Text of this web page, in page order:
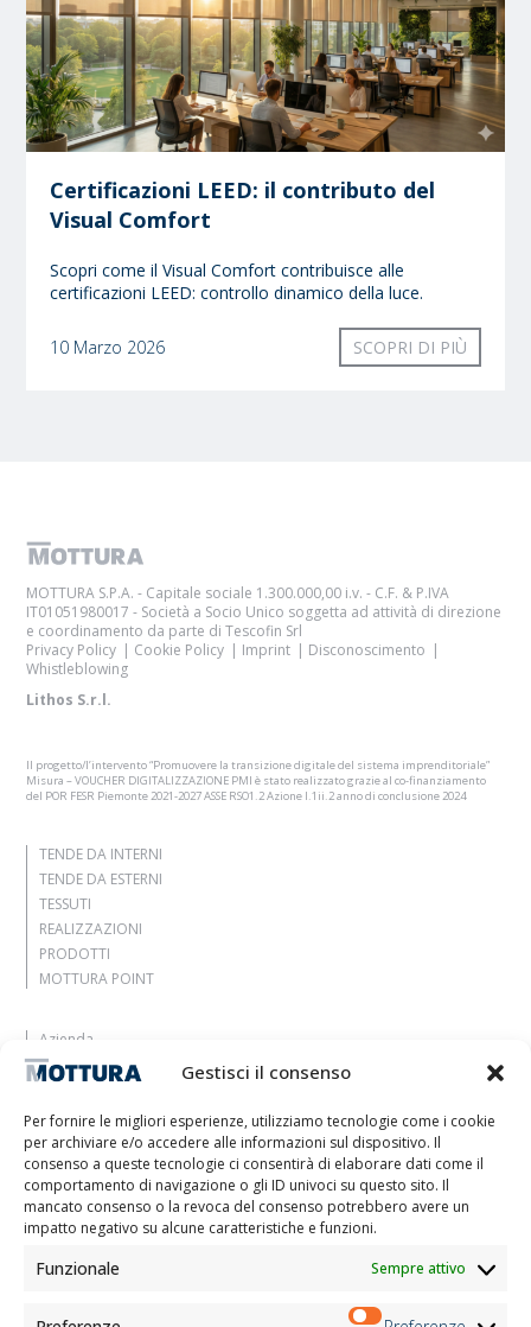
Gestisci il consenso
Per fornire le migliori esperienze, utilizziamo tecnologie come i cookie
per archiviare e/o accedere alle informazioni sul dispositivo. Il
consenso a queste tecnologie ci consentirà di elaborare dati come il
comportamento di navigazione o gli ID univoci su questo sito. Il
mancato consenso o la revoca del consenso potrebbero avere un
impatto negativo su alcune caratteristiche e funzioni.
Funzionale Sempre attivo
Certificazioni LEED: il contributo del
Visual Comfort
Scopri come il Visual Comfort contribuisce alle
certificazioni LEED: controllo dinamico della luce.
10 Marzo 2026 SCOPRI DI PIÙ
MOTTURA S.P.A. - Capitale sociale 1.300.000,00 i.v. - C.F. & P.IVA
IT01051980017 - Società a Socio Unico soggetta ad attività di direzione
e coordinamento da parte di Tescofin Srl
Privacy Policy
Cookie Policy Imprint
Disconoscimento
Whistleblowing
Lithos S.r.l.
Il progetto/l’intervento “Promuovere la transizione digitale del sistema imprenditoriale”
Misura – VOUCHER DIGITALIZZAZIONE PMI è stato realizzato grazie al co-finanziamento
del POR FESR Piemonte 2021-2027 ASSE RSO1.2 Azione I.1ii.2 anno di conclusione 2024
TENDE DA INTERNI
TENDE DA ESTERNI
TESSUTI
REALIZZAZIONI
PRODOTTI
MOTTURA POINT
Azienda
Lasciati ispirare
Contatti
Lavora con noi
Area Riservata
Certificazioni
M2Net
Child Safety
Informativa Clienti